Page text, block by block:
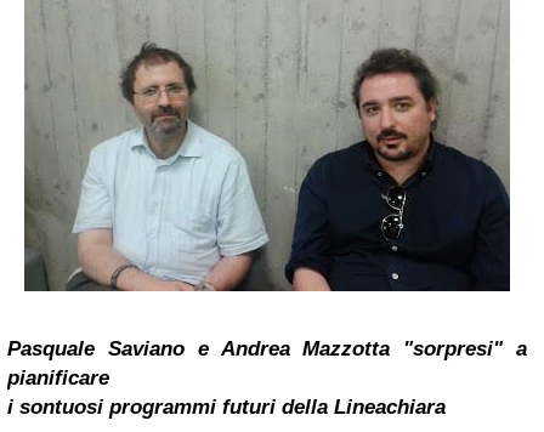
Pasquale Saviano e Andrea Mazzotta "sorpresi" a
pianificare
i sontuosi programmi futuri della Lineachiara